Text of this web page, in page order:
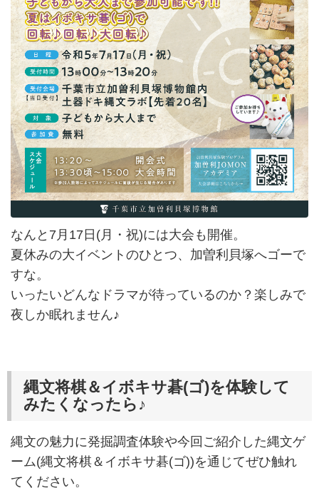
なんと7月17日(月・祝)には大会も開催。
夏休みの大イベントのひとつ、加曽利貝塚へゴーで
すな。
いったいどんなドラマが待っているのか？楽しみで
夜しか眠れません♪
縄文将棋＆イボキサ碁(ゴ)を体験して
みたくなったら♪
縄文の魅力に発掘調査体験や今回ご紹介した縄文ゲ
ーム(縄文将棋＆イボキサ碁(ゴ))を通じてぜひ触れ
てください。